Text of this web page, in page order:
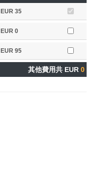
EUR 35
EUR 0
EUR 95
其他費用共 EUR 0